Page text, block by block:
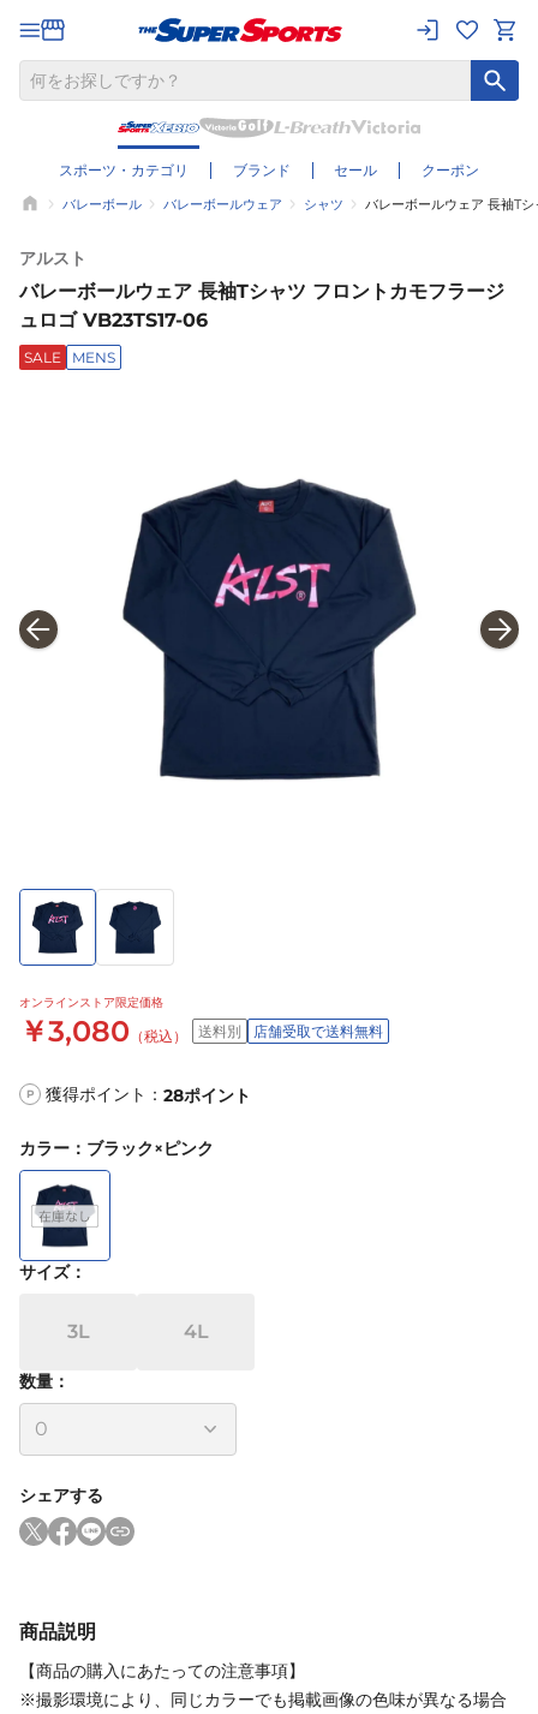
スポーツ・カテゴリ ブランド セール クーポン
バレーボール バレーボールウェア シャツ バレーボールウェア 長袖T
アルスト
バレーボールウェア 長袖Tシャツ フロントカモフラージ
ュロゴ VB23TS17-06
SALE MENS
オンラインストア限定価格
￥3,080 （税込） 送料別 店舗受取で送料無料
P 獲得ポイント： 28ポイント
カラー ： ブラック×ピンク
サイズ：
3L 4L
数量：
シェアする
商品説明
【商品の購入にあたっての注意事項】
※撮影環境により、同じカラーでも掲載画像の色味が異なる場合